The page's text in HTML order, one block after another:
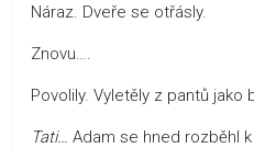
Náraz. Dveře se otřásly.
Znovu….
Povolily. Vyletěly z pantů jako
Tati… Adam se hned rozběhl